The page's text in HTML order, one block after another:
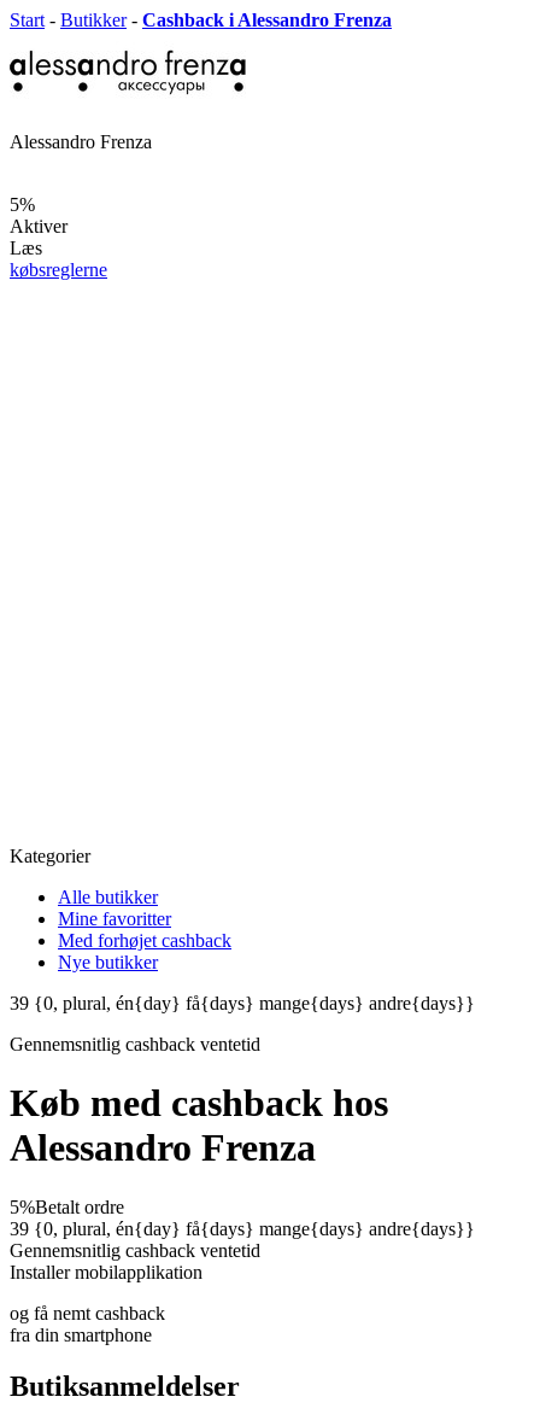
Start - Butikker - Cashback i Alessandro Frenza
Alessandro Frenza
5%
Aktiver
Læs
købsreglerne
Kategorier
Alle butikker
Mine favoritter
Med forhøjet cashback
Nye butikker
39 {0, plural, én{day} få{days} mange{days} andre{days}}
Gennemsnitlig cashback ventetid
Køb med cashback hos
Alessandro Frenza
5%Betalt ordre
39 {0, plural, én{day} få{days} mange{days} andre{days}}
Gennemsnitlig cashback ventetid
Installer mobilapplikation
og få nemt cashback
fra din smartphone
Butiksanmeldelser